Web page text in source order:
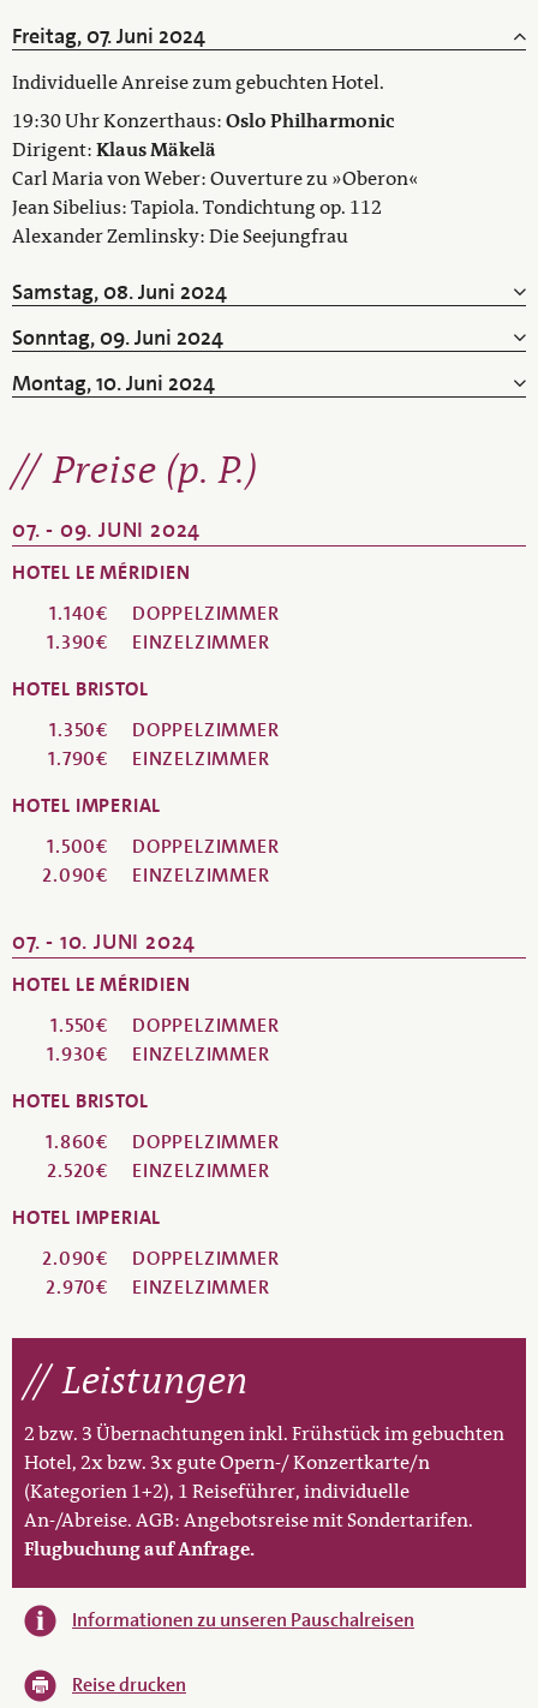
Freitag, 07. Juni 2024
Individuelle Anreise zum gebuchten Hotel.
19:30 Uhr Konzerthaus:Oslo Philharmonic
Dirigent:Klaus Mäkelä
Carl Maria von Weber: Ouverture zu »Oberon«
Jean Sibelius: Tapiola. Tondichtung op. 112
Alexander Zemlinsky: Die Seejungfrau
Samstag, 08. Juni 2024
Sonntag, 09. Juni 2024
Montag, 10. Juni 2024
Preise (p. P.)
07. - 09. JUNI 2024
HOTEL LE MÉRIDIEN
1.140€
DOPPELZIMMER
1.390€
EINZELZIMMER
HOTEL BRISTOL
1.350€
DOPPELZIMMER
1.790€
EINZELZIMMER
HOTEL IMPERIAL
1.500€
DOPPELZIMMER
2.090€
EINZELZIMMER
07. - 10. JUNI 2024
HOTEL LE MÉRIDIEN
1.550€
DOPPELZIMMER
1.930€
EINZELZIMMER
HOTEL BRISTOL
1.860€
DOPPELZIMMER
2.520€
EINZELZIMMER
HOTEL IMPERIAL
2.090€
DOPPELZIMMER
2.970€
EINZELZIMMER
Leistungen
2 bzw. 3 Übernachtungen inkl. Frühstück im gebuchten
Hotel, 2x bzw. 3x gute Opern-/ Konzertkarte/n
(Kategorien 1+2), 1 Reiseführer, individuelle
An-/Abreise. AGB: Angebotsreise mit Sondertarifen.
Flugbuchung auf Anfrage.
Informationen zu unseren Pauschalreisen
Reise drucken